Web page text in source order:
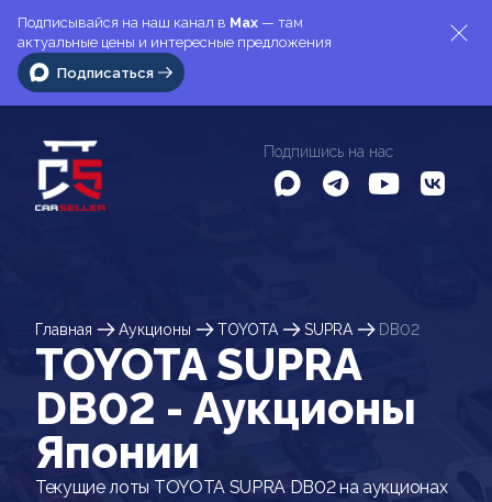
Подписывайся на наш канал в Max — там
актуальные цены и интересные предложения
Подписаться
Подпишись на нас
Главная Аукционы TOYOTA SUPRA DB02
TOYOTA SUPRA
DB02 - Аукционы
Японии
Текущие лоты TOYOTA SUPRA DB02 на аукционах